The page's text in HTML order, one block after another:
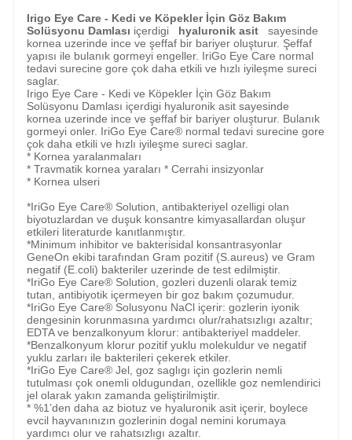
Irigo Eye Care - Kedi ve Köpekler İçin Göz Bakım
Solüsyonu Damlası içerdigi hyaluronik asit
sayesinde
kornea uzerinde ince ve şeffaf bir bariyer oluşturur. Şeffaf
yapısı ile bulanık gormeyi engeller. IriGo Eye Care normal
tedavi surecine gore çok daha etkili ve hızlı iyileşme sureci
saglar.
Irigo Eye Care - Kedi ve Köpekler İçin Göz Bakım
Solüsyonu Damlası içerdigi hyaluronik asit sayesinde
kornea uzerinde ince ve şeffaf bir bariyer oluşturur. Bulanık
gormeyi onler. IriGo Eye Care® normal tedavi surecine gore
çok daha etkili ve hızlı iyileşme sureci saglar.
* Kornea yaralanmaları
* Travmatik kornea yaraları * Cerrahi insizyonlar
* Kornea ulseri
*IriGo Eye Care® Solution, antibakteriyel ozelligi olan
biyotuzlardan ve duşuk konsantre kimyasallardan oluşur
etkileri literaturde kanıtlanmıştır.
*Minimum inhibitor ve bakterisidal konsantrasyonlar
GeneOn ekibi tarafından Gram pozitif (S.aureus) ve Gram
negatif (E.coli) bakteriler uzerinde de test edilmiştir.
*IriGo Eye Care® Solution, gozleri duzenli olarak temiz
tutan, antibiyotik içermeyen bir goz bakım çozumudur.
*IriGo Eye Care® Solusyonu NaCl içerir: gozlerin iyonik
dengesinin korunmasına yardımcı olur/rahatsızlıgı azaltır;
EDTA ve benzalkonyum klorur: antibakteriyel maddeler.
*Benzalkonyum klorur pozitif yuklu molekuldur ve negatif
yuklu zarları ile bakterileri çekerek etkiler.
*IriGo Eye Care® Jel, goz saglıgı için gozlerin nemli
tutulması çok onemli oldugundan, ozellikle goz nemlendirici
jel olarak yakın zamanda geliştirilmiştir.
* %1’den daha az biotuz ve hyaluronik asit içerir, boylece
evcil hayvanınızın gozlerinin dogal nemini korumaya
yardımcı olur ve rahatsızlıgı azaltır.